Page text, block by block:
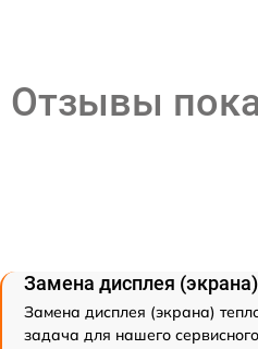
Отзывы
Замена дисплея
Замена дисплея (экрана)
задача для нашего